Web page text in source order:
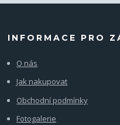
INFORMACE PRO
O nás
Jak nakupovat
Obchodní podmínky
Fotogalerie